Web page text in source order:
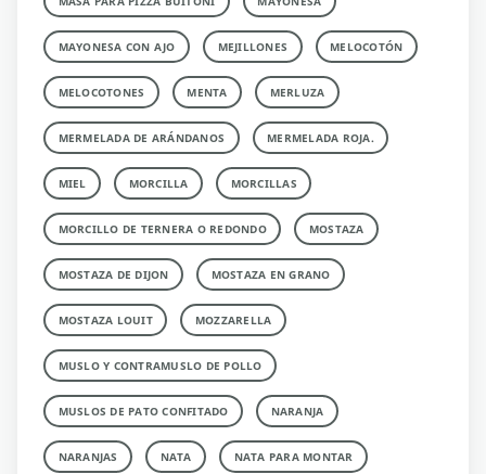
MAYONESA CON AJO MEJILLONES MELOCOTÓN
MELOCOTONES MENTA MERLUZA
MERMELADA DE ARÁNDANOS MERMELADA ROJA.
MIEL MORCILLA MORCILLAS
MORCILLO DE TERNERA O REDONDO MOSTAZA
MOSTAZA DE DIJON MOSTAZA EN GRANO
MOSTAZA LOUIT MOZZARELLA
MUSLO Y CONTRAMUSLO DE POLLO
MUSLOS DE PATO CONFITADO NARANJA
NARANJAS NATA NATA PARA MONTAR